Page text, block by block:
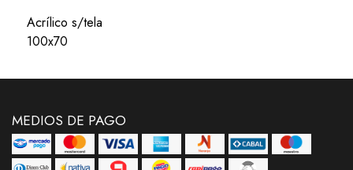
Acrílico s/tela
100x70
MEDIOS DE PAGO